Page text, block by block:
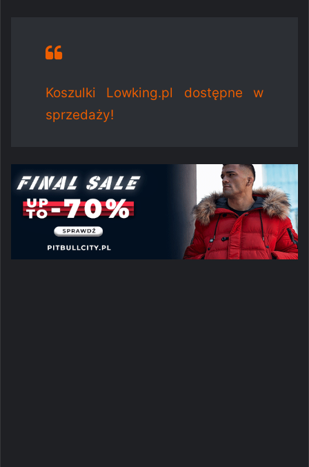
Koszulki Lowking.pl dostępne w
sprzedaży!